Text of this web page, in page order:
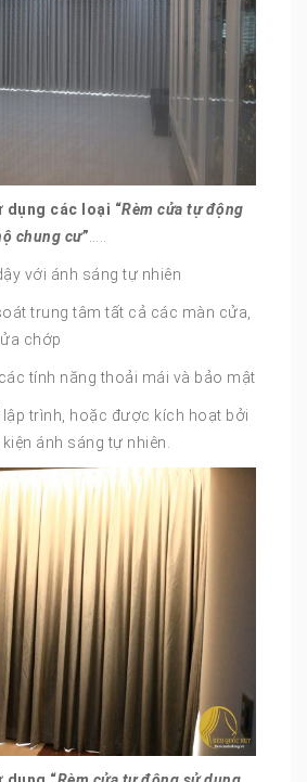
các loại “Rèm cửa tự động
chung cư”
với ánh sáng tự nhiên
trung tâm tất cả các màn cửa,
chớp
tính năng thoải mái và bảo mật
lập trình, hoặc được kích hoạt bởi
ánh sáng tự nhiên.